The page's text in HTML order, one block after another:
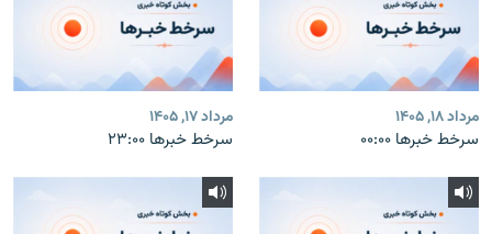
مرداد ۱۸, ۱۴۰۵
سرخط خبرها ۰۰:۰۰
مرداد ۱۷, ۱۴۰۵
سرخط خبرها ۲۳:۰۰